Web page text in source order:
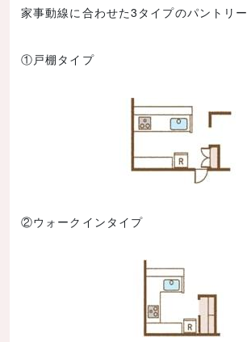
家事動線に合わせた3タイプのパントリー
①戸棚タイプ
②ウォークインタイプ